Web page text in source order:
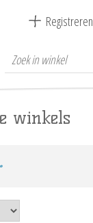
Registreren
winkels